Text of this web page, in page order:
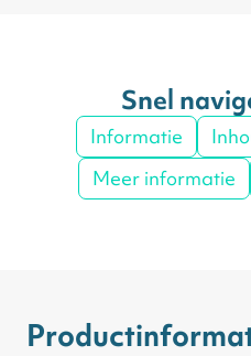
Snel
Informatie
Meer informatie